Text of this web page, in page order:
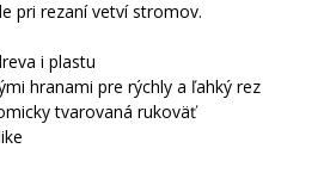
pri rezaní vetví stromov.
i plastu
hranami pre rýchly a ľahký rez
tvarovaná rukoväť